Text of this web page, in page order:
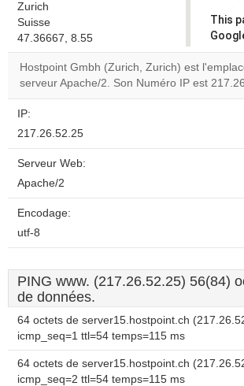
Zurich
Suisse
47.36667, 8.55
This
Do
own
Hostpoint Gmbh (Zurich, Zurich) est
serveur Apache/2. Son Numéro IP est
IP:
217.26.52.25
Serveur Web:
Apache/2
Encodage:
utf-8
PING www. (217.26.52.25) 56(84)
de données.
64 octets de server15.hostpoint.ch
icmp_seq=1 ttl=54 temps=115 ms
64 octets de server15.hostpoint.ch
icmp_seq=2 ttl=54 temps=115 ms